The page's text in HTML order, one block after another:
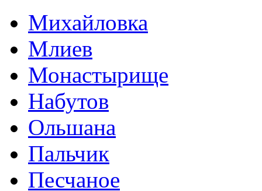
Михайловка
Млиев
Монастырище
Набутов
Ольшана
Пальчик
Песчаное